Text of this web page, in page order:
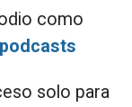
como
solo para